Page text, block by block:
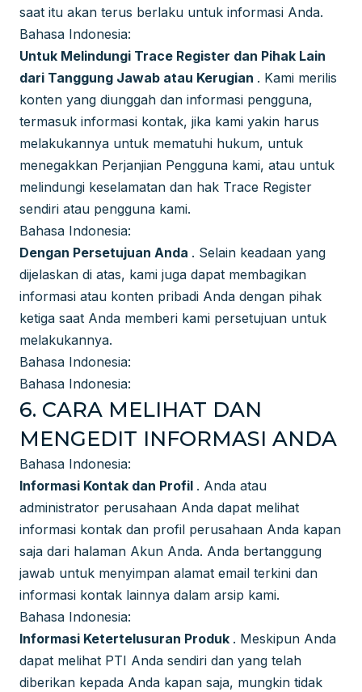
saat itu akan terus berlaku untuk informasi Anda.
Bahasa Indonesia:
Untuk Melindungi Trace Register dan Pihak Lain
dari Tanggung Jawab atau Kerugian . Kami merilis
konten yang diunggah dan informasi pengguna,
termasuk informasi kontak, jika kami yakin harus
melakukannya untuk mematuhi hukum, untuk
menegakkan Perjanjian Pengguna kami, atau untuk
melindungi keselamatan dan hak Trace Register
sendiri atau pengguna kami.
Bahasa Indonesia:
Dengan Persetujuan Anda . Selain keadaan yang
dijelaskan di atas, kami juga dapat membagikan
informasi atau konten pribadi Anda dengan pihak
ketiga saat Anda memberi kami persetujuan untuk
melakukannya.
Bahasa Indonesia:
Bahasa Indonesia:
6. CARA MELIHAT DAN
MENGEDIT INFORMASI ANDA
Bahasa Indonesia:
Informasi Kontak dan Profil . Anda atau
administrator perusahaan Anda dapat melihat
informasi kontak dan profil perusahaan Anda kapan
saja dari halaman Akun Anda. Anda bertanggung
jawab untuk menyimpan alamat email terkini dan
informasi kontak lainnya dalam arsip kami.
Bahasa Indonesia:
Informasi Ketertelusuran Produk . Meskipun Anda
dapat melihat PTI Anda sendiri dan yang telah
diberikan kepada Anda kapan saja, mungkin tidak